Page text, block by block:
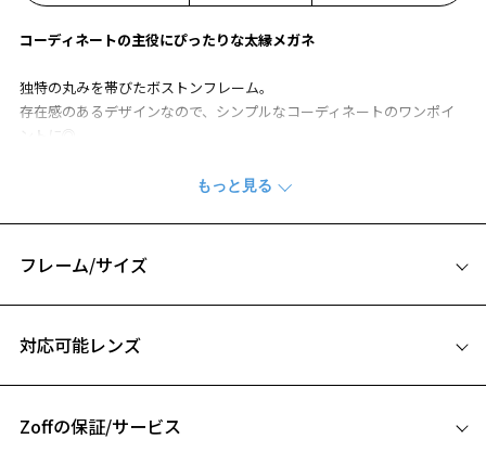
コーディネートの主役にぴったりな太縁メガネ
独特の丸みを帯びたボストンフレーム。
存在感のあるデザインなので、シンプルなコーディネートのワンポイ
ントに◎
男女兼用でお使いいただけます。
CLASSIC(クラシック)の一覧をみる
※柄や色味の出方に個体差があり、画像と異なる場合がございます。
ズ、汚れなどがあるB級品ではございません。
フレーム/サイズ
B ブリッジ(鼻部分)の横幅：22mm
対応可能レンズ
Zoffの保証/サービス